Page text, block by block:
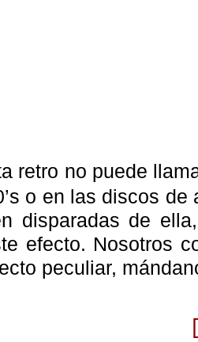
retro no puede
o en las discos
disparadas de
efecto. Nosotros
peculiar,